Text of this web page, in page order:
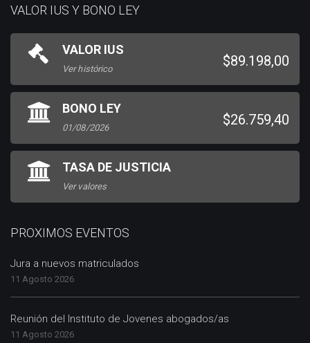
VALOR IUS Y BONO LEY
VALOR IUS
Ver histórico $89.198,00
BONO LEY
01/08/2026 $26.759,40
TASA DE JUSTICIA
Ver valores
PROXIMOS EVENTOS
Jura a nuevos matriculados
11 Agosto 2026
Reunión del Instituto de Jovenes abogados/as
11 Agosto 2026